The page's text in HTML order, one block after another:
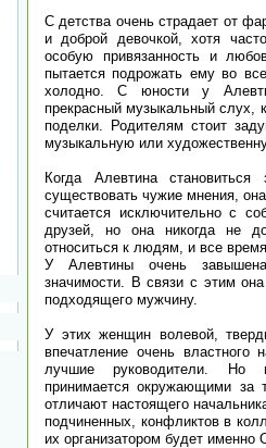
С детства очень страдает от
и доброй девочкой, хотя
особую привязанность и
пытается подрожать ему во
холодно. С юности у
прекрасный музыкальный слух,
поделки. Родителям стоит
музыкальную или
Когда Алевтина
существовать чужие мнения,
считается исключительно с
друзей, но она никогда не
относиться к людям, и все
У Алевтины очень
значимости. В связи с этим
подходящего мужчину.
У этих женщин волевой,
впечатление очень
лучшие руководители. Но
принимается окружающими за
отличают настоящего
подчиненных, конфликтов в
их организатором будет именно